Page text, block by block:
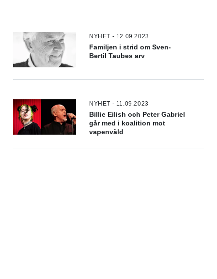
NYHET - 12.09.2023
Familjen i strid om Sven-
Bertil Taubes arv
NYHET - 11.09.2023
Billie Eilish och Peter Gabriel
går med i koalition mot
vapenvåld